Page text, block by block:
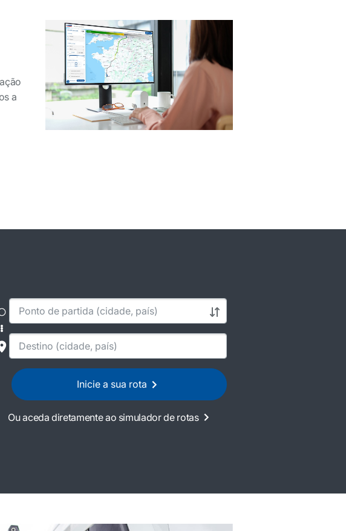
a
Inicie a sua rota
Ou aceda diretamente ao simulador de rotas